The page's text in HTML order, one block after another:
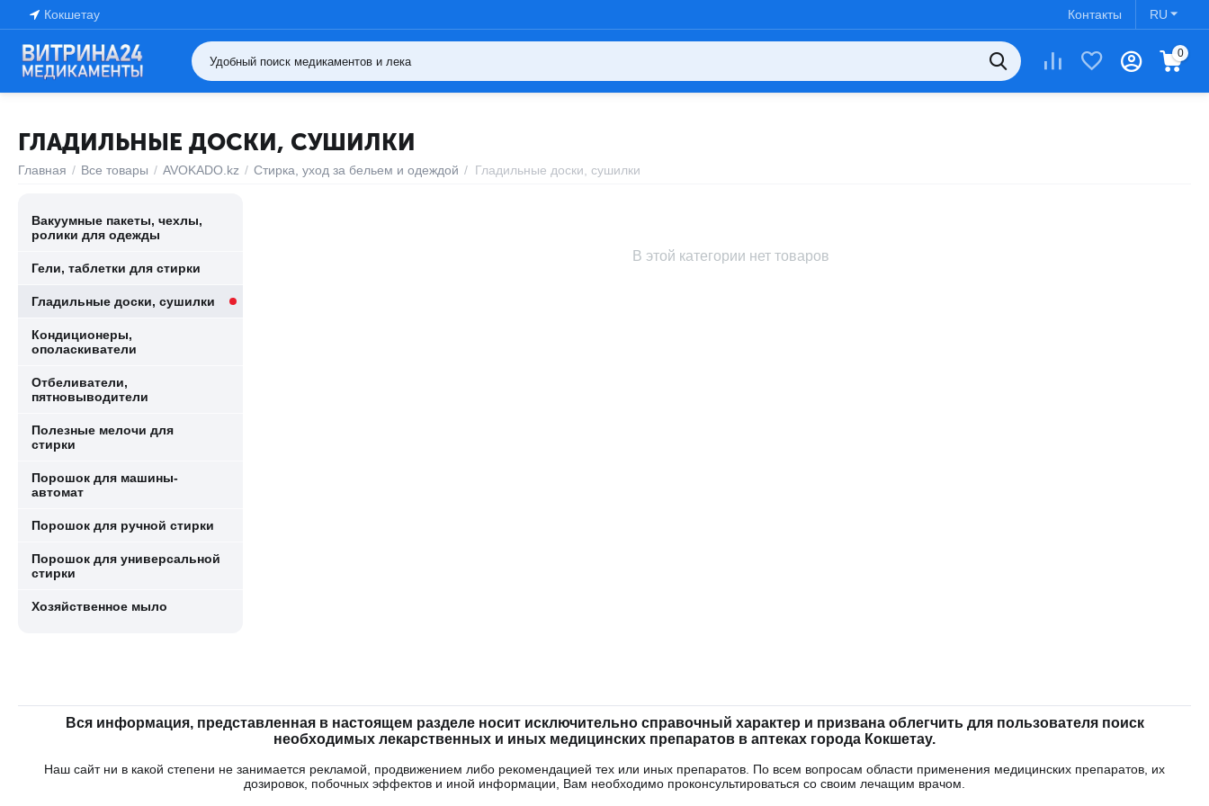
Кокшетау RU
Контакты
0
ГЛАДИЛЬНЫЕ ДОСКИ, СУШИЛКИ
Главная / Все товары / AVOKADO.kz / Стирка, уход за бельем и одеждой / Гладильные доски, сушилки
В этой категории нет товаров
Вакуумные пакеты, чехлы,
ролики для одежды
Гели, таблетки для стирки
Гладильные доски, сушилки
Кондиционеры,
ополаскиватели
Отбеливатели,
пятновыводители
Полезные мелочи для
стирки
Порошок для машины-
автомат
Порошок для ручной стирки
Порошок для универсальной
стирки
Хозяйственное мыло
Вся информация, представленная в настоящем разделе носит исключительно справочный характер и призвана облегчить для пользователя поиск
необходимых лекарственных и иных медицинских препаратов в аптеках города Кокшетау.
Наш сайт ни в какой степени не занимается рекламой, продвижением либо рекомендацией тех или иных препаратов. По всем вопросам области применения медицинских препаратов, их
дозировок, побочных эффектов и иной информации, Вам необходимо проконсультироваться со своим лечащим врачом.